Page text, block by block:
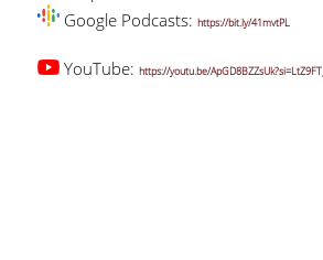
Google Podcasts: https://bit.ly/41mvtPL
YouTube: https://youtu.be/